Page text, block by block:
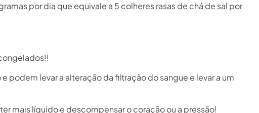
por dia que equivale a 5 colheres rasas de chá de sal por
podem levar a alteração da filtração do sangue e levar a um
mais líquido e descompensar o coração ou a pressão!